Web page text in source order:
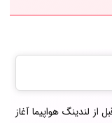
از لندینگ هواپیما آغاز